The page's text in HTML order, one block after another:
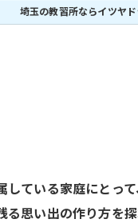
埼玉の教習所ならイツヤ
ている家庭にとっ
思い出の作り方を